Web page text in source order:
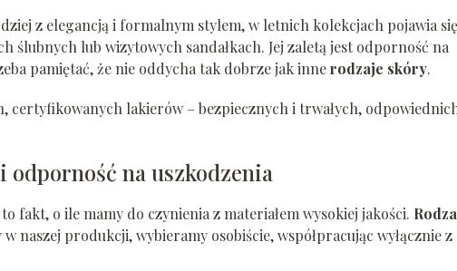
z elegancją i formalnym stylem, w letnich kolekcjach pojawia
ślubnych lub wizytowych sandałkach. Jej zaletą jest odporność na
pamiętać, że nie oddycha tak dobrze jak innerodzaje skóry.
certyfikowanych lakierów – bezpiecznych i trwałych,
odporność na uszkodzenia
fakt, o ile mamy do czynienia z materiałem wysokiej jakości.
naszej produkcji, wybieramy osobiście, współpracując wyłącznie z